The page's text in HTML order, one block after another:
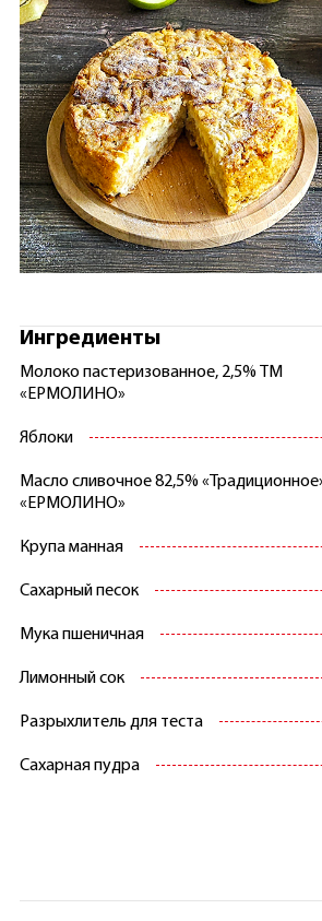
Ингредиенты
Молоко пастеризованное, 2,5% ТМ
«ЕРМОЛИНО»
Яблоки
Масло сливочное 82,5%
«ЕРМОЛИНО»
Крупа манная
Сахарный песок
Мука пшеничная
Лимонный сок
Разрыхлитель для теста
Сахарная пудра